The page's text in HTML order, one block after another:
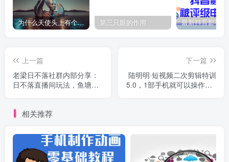
为什么天使头上有个圈？ 第三只眼的作用
上一篇
老梁日不落社群内部分享：
日不落直播间玩法，鱼塘起
下一篇
陆明明·短视频二次剪辑特训
5.0，1部手机就可以操作，0
相关推荐